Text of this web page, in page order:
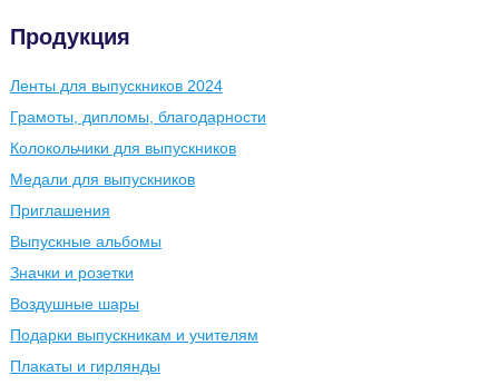
Продукция
Ленты для выпускников 2024
Грамоты, дипломы, благодарности
Колокольчики для выпускников
Медали для выпускников
Приглашения
Выпускные альбомы
Значки и розетки
Воздушные шары
Подарки выпускникам и учителям
Плакаты и гирлянды